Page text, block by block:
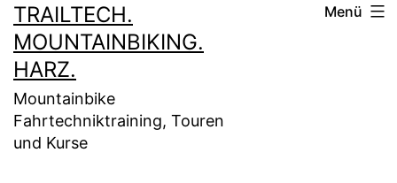
TRAILTECH.
MOUNTAINBIKING.
HARZ.
Mountainbike
Fahrtechniktraining, Touren
und Kurse
Menü